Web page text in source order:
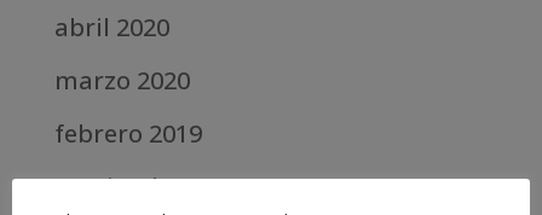
abril 2020
marzo 2020
febrero 2019
septiembre 2018